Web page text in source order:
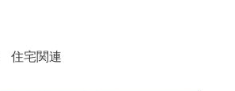
住宅関連